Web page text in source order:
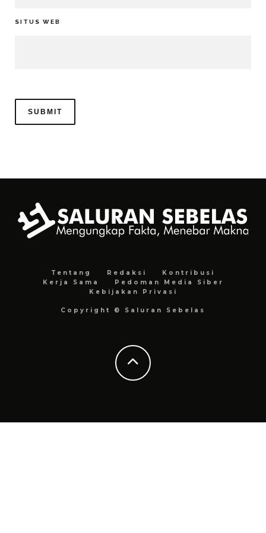
SITUS WEB
Tentang Redaksi
Kontribusi
Kerja Sama
Pedoman Media Siber
Kebijakan Privasi
Copyright © Saluran Sebelas